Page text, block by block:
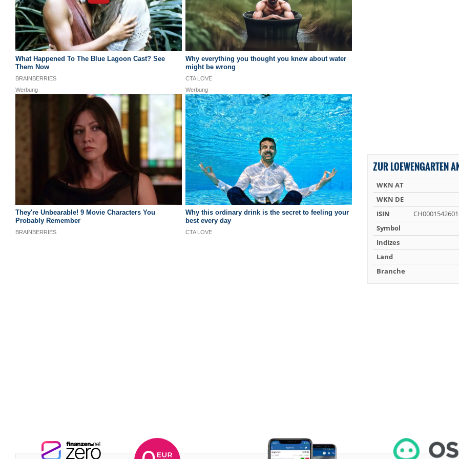
ZUR LOEWENGARTEN
WKN AT
WKN DE
ISIN
CH0001542601
Symbol
Indizes
Land
Branche